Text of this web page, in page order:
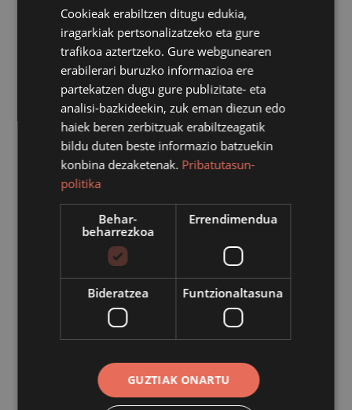
Sistiaga erreka inguruan zuhaitz bat bota du haizeak
gaur goizean. Suhiltzaileek zuhaitza erretiratu artean,
itxita egon da errepidea, baina dagoeneko ireki dute.
Cookieak erabiltzen ditugu edukia,
iragarkiak pertsonalizatzeko eta gure
trafikoa aztertzeko. Gure webgunearen
erabilerari buruzko informazioa ere
partekatzen dugu gure publizitate- eta
analisi-bazkideekin, zuk eman diezun edo
haiek beren zerbitzuak erabiltzeagatik
bildu duten beste informazio batzuekin
konbina dezaketenak. Pribatutasun-
politika
Behar-
beharrezkoa
Errendimendua
Bideratzea Funtzionaltasuna
GUZTIAK ONARTU